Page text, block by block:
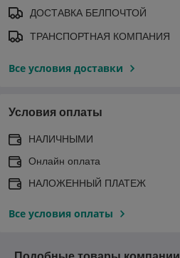
ДОСТАВКА БЕЛПОЧТОЙ
ТРАНСПОРТНАЯ КОМПАНИЯ
Все условия доставки
Условия оплаты
НАЛИЧНЫМИ
Онлайн оплата
НАЛОЖЕННЫЙ ПЛАТЕЖ
Все условия оплаты